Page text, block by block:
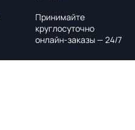
Принимайте
круглосуточно
онлайн-заказы — 24/7